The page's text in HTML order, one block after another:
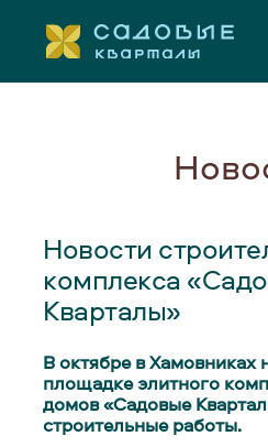
КОНТАКТЫ
Новости
комплекса
Кварталы»
В октябре в Хамовниках
площадке элитного
домов «Садовые
строительные работы.